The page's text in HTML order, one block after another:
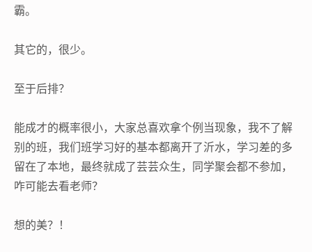
霸。
其它的，很少。
至于后排？
能成才的概率很小，大家总喜欢拿个例当现象，我不了解
别的班，我们班学习好的基本都离开了沂水，学习差的多
留在了本地，最终就成了芸芸众生，同学聚会都不参加，
咋可能去看老师？
想的美？！